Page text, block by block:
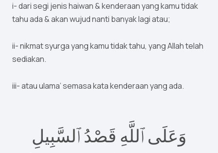
i- dari segi jenis haiwan & kenderaan yang kamu tidak
tahu ada & akan wujud nanti banyak lagi atau;
ii- nikmat syurga yang kamu tidak tahu, yang Allah telah
sediakan.
iii- atau ulama’ semasa kata kenderaan yang ada.
وَعَلَى ٱللَّهِ قَصْدُ ٱلسَّبِيلِ